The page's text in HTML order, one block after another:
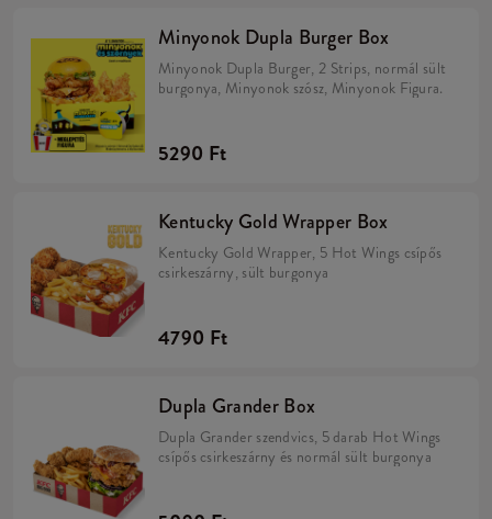
Minyonok Dupla Burger Box
Minyonok Dupla Burger, 2 Strips, normál sült
burgonya, Minyonok szósz, Minyonok Figura.
5290 Ft
Kentucky Gold Wrapper Box
Kentucky Gold Wrapper, 5 Hot Wings csípős
csirkeszárny, sült burgonya
4790 Ft
Dupla Grander Box
Dupla Grander szendvics, 5 darab Hot Wings
csípős csirkeszárny és normál sült burgonya